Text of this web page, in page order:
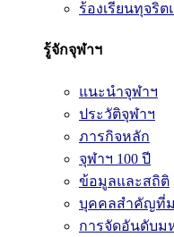
ร้องเรียนทุจริ
รู้จักจุฬาฯ
แนะนำจุฬาฯ
ประวัติจุฬาฯ
ภารกิจหลัก
จุฬาฯ 100 ปี
ข้อมูลและสถิติ
บุคคลสำคัญที่ม
การจัดอันดับม